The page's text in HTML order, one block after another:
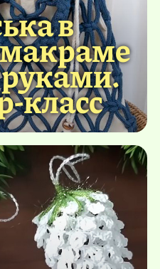
в
класс